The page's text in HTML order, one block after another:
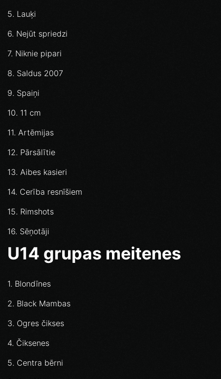
5. Lauķi
6. Nejūt spriedzi
7. Niknie pipari
8. Saldus 2007
9. Spaiņi
10. 11 cm
11. Artēmijas
12. Pārsālītie
13. Aibes kasieri
14. Cerība resnīšiem
15. Rimshots
16. Sēņotāji
U14 grupas meitenes
1. Blondīnes
2. Black Mambas
3. Ogres čikses
4. Čiksenes
5. Centra bērni